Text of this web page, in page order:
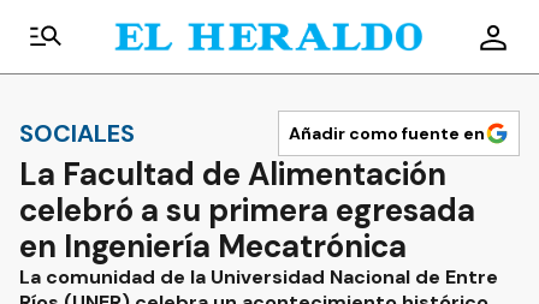
SOCIALES Añadir como fuente en
La Facultad de Alimentación
celebró a su primera egresada
en Ingeniería Mecatrónica
La comunidad de la Universidad Nacional de Entre